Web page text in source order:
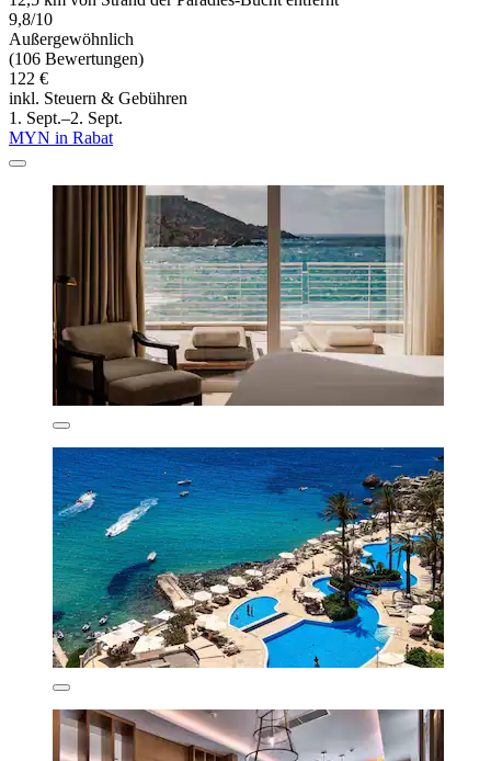
9,8/10
Außergewöhnlich
(106 Bewertungen)
122 €
inkl. Steuern & Gebühren
1. Sept.–2. Sept.
MYN in Rabat